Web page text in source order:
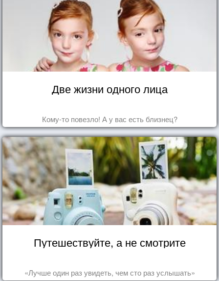
Две жизни одного лица
Кому-то повезло! А у вас есть близнец?
Путешествуйте, а не смотрите
«Лучше один раз увидеть, чем сто раз услышать»